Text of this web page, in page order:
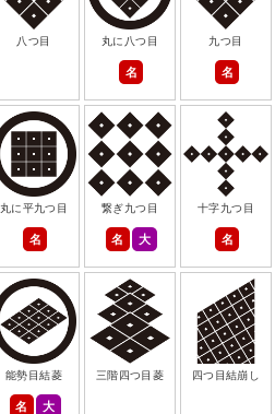
八つ目 丸に八つ目
名
九つ目
名
丸に平九つ目
名
繋ぎ九つ目
名 大
十字九つ目
名
能勢目結菱
名 大
三階四つ目菱 四つ目結崩し